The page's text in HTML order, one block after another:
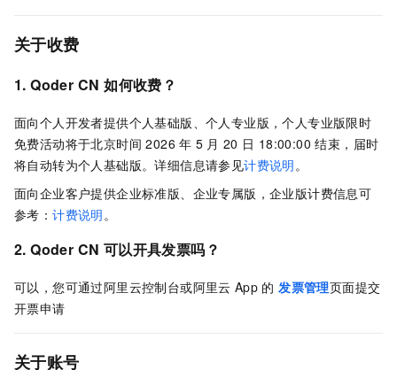
关于收费
1.Qoder CN 如何收费？
面向个人开发者提供个人基础版、个人专业版，个人专业版限时
免费活动将于北京时间 2026 年 5 月 20 日 18:00:00 结束，届时
将自动转为个人基础版。详细信息请参见计费说明 。
面向企业客户提供企业标准版、企业专属版，企业版计费信息可
参考：计费说明 。
2. Qoder CN 可以开具发票吗？
可以，您可通过阿里云控制台或阿里云 App 的 发票管理页面提交
开票申请
关于账号